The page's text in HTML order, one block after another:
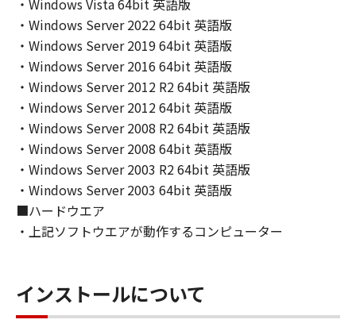
IMPLIED WARRANTIES OF MERCHANTABILITY
AND FITNESS FOR A PARTICULAR PURPOSE.
THE ENTIRE RISK AS TO THE QUALITY AND
PERFORMANCE OF THE SOFTWARE IS WITH
YOU. SHOULD THE SOFTWARE PROVE
DEFECTIVE, YOU ASSUME THE ENTIRE COST
OF ALL NECESSARY SERVICING, REPAIR OR
CORRECTION. SOME STATES OR LEGAL
JURISDICTIONS DO NOT ALLOW THE
EXCLUSION OF IMPLIED WARRANTIES, SO
THE ABOVE EXCLUSION MAY NOT APPLY TO
YOU.
RIGHTS WHICH VARY FROM STATE TO STATE
OR JURISDICTION TO JURISDICTION.
NEITHER CANON, CANON'S SUBSIDIARIES OR
・Windows Vista 64bit 英語版
・Windows Server 2022 64bit 英語版
・Windows Server 2019 64bit 英語版
・Windows Server 2016 64bit 英語版
・Windows Server 2012 R2 64bit 英語版
・Windows Server 2012 64bit 英語版
・Windows Server 2008 R2 64bit 英語版
・Windows Server 2008 64bit 英語版
・Windows Server 2003 R2 64bit 英語版
・Windows Server 2003 64bit 英語版
■ハードウエア
・上記ソフトウエアが動作するコンピューター
インストールについて